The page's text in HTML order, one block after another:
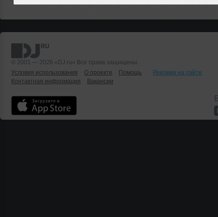
© 2001 — 2026 «DJ.ru» Все права защищены.
Условия использования
О проекте Помощь
Реклама на сайте
Контактная информация
Вакансии